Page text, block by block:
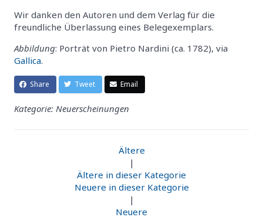
Wir danken den Autoren und dem Verlag für die
freundliche Überlassung eines Belegexemplars.
Abbildung: Porträt von Pietro Nardini (ca. 1782), via
Gallica.
Share Tweet Email
Kategorie: Neuerscheinungen
Ältere
|
Ältere in dieser Kategorie
Neuere in dieser Kategorie
|
Neuere